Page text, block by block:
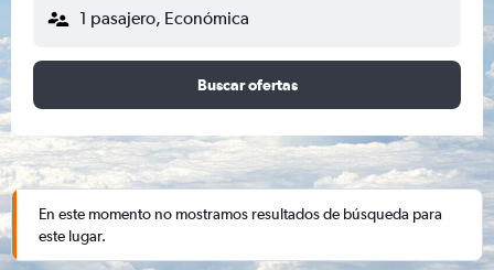
1 pasajero, Económica
Buscar ofertas
En este momento no mostramos resultados de búsqueda para
este lugar.